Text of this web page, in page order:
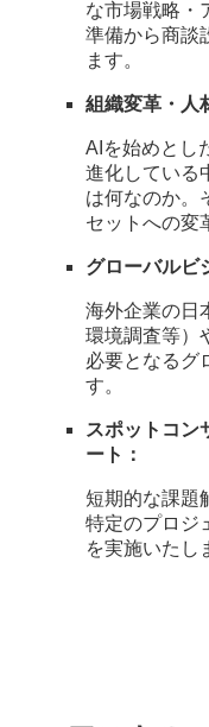
な市場戦略・
準備から商談
ます。
組織変革・人
AIを始めとし
進化している
は何なのか。
セットへの変
グローバルビ
海外企業の日
環境調査等）
必要となるグ
す。
スポットコン
ート：
短期的な課題
特定のプロジ
を実施いたし